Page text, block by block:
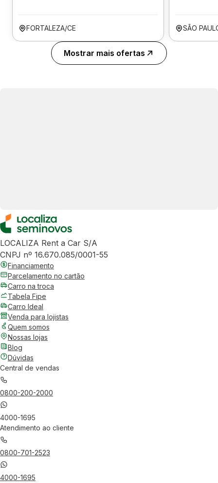
FORTALEZA/CE SÃO
Mostrar mais ofertas
LOCALIZA Rent a Car S/A
CNPJ nº 16.670.085/0001-55
Financiamento
Parcelamento no cartão
Carro na troca
Tabela Fipe
Carro Ideal
Venda para lojistas
Quem somos
Nossas lojas
Blog
Dúvidas
Central de vendas
0800-200-2000
4000-1695
Atendimento ao cliente
0800-701-2523
4000-1695